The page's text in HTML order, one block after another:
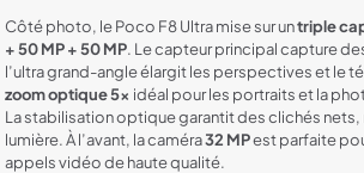
Côté photo, le Poco F8 Ultra mise sur untriple
+ 50 MP + 50 MP. Le capteur principal capture
l’ultra grand-angle élargit les perspectives et le
zoom optique 5x idéal pour les portraits et la
La stabilisation optique garantit des clichés nets,
lumière. À l’avant, la caméra32 MPest parfaite
appels vidéo de haute qualité.